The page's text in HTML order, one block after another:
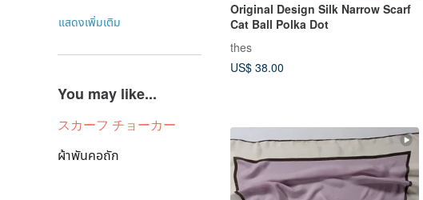
แสดงเพิ่มเติม
You may like...
スカーフ チョーカー
ผ้าพันคอถัก
Original Design Silk Narrow Scarf
Cat Ball Polka Dot
thes
US$ 38.00